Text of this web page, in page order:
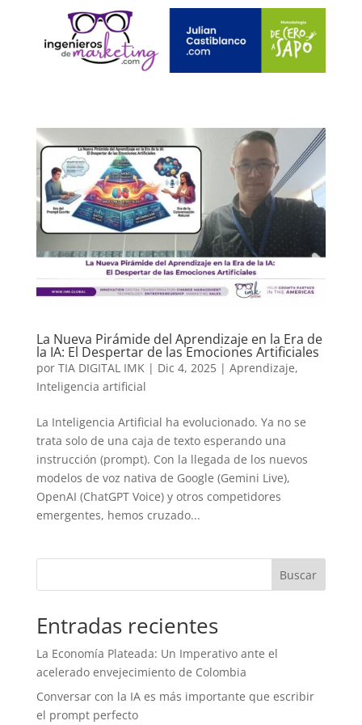
La Nueva Pirámide del Aprendizaje en la Era de
la IA: El Despertar de las Emociones Artificiales
por TIA DIGITAL IMK| Dic 4, 2025| Aprendizaje,
Inteligencia artificial
La Inteligencia Artificial ha evolucionado. Ya no se
trata solo de una caja de texto esperando una
instrucción (prompt). Con la llegada de los nuevos
modelos de voz nativa de Google (Gemini Live),
OpenAI (ChatGPT Voice) y otros competidores
emergentes, hemos cruzado...
Buscar
Entradas recientes
La Economía Plateada: Un Imperativo ante el
acelerado envejecimiento de Colombia
Conversar con la IA es más importante que escribir
el prompt perfecto